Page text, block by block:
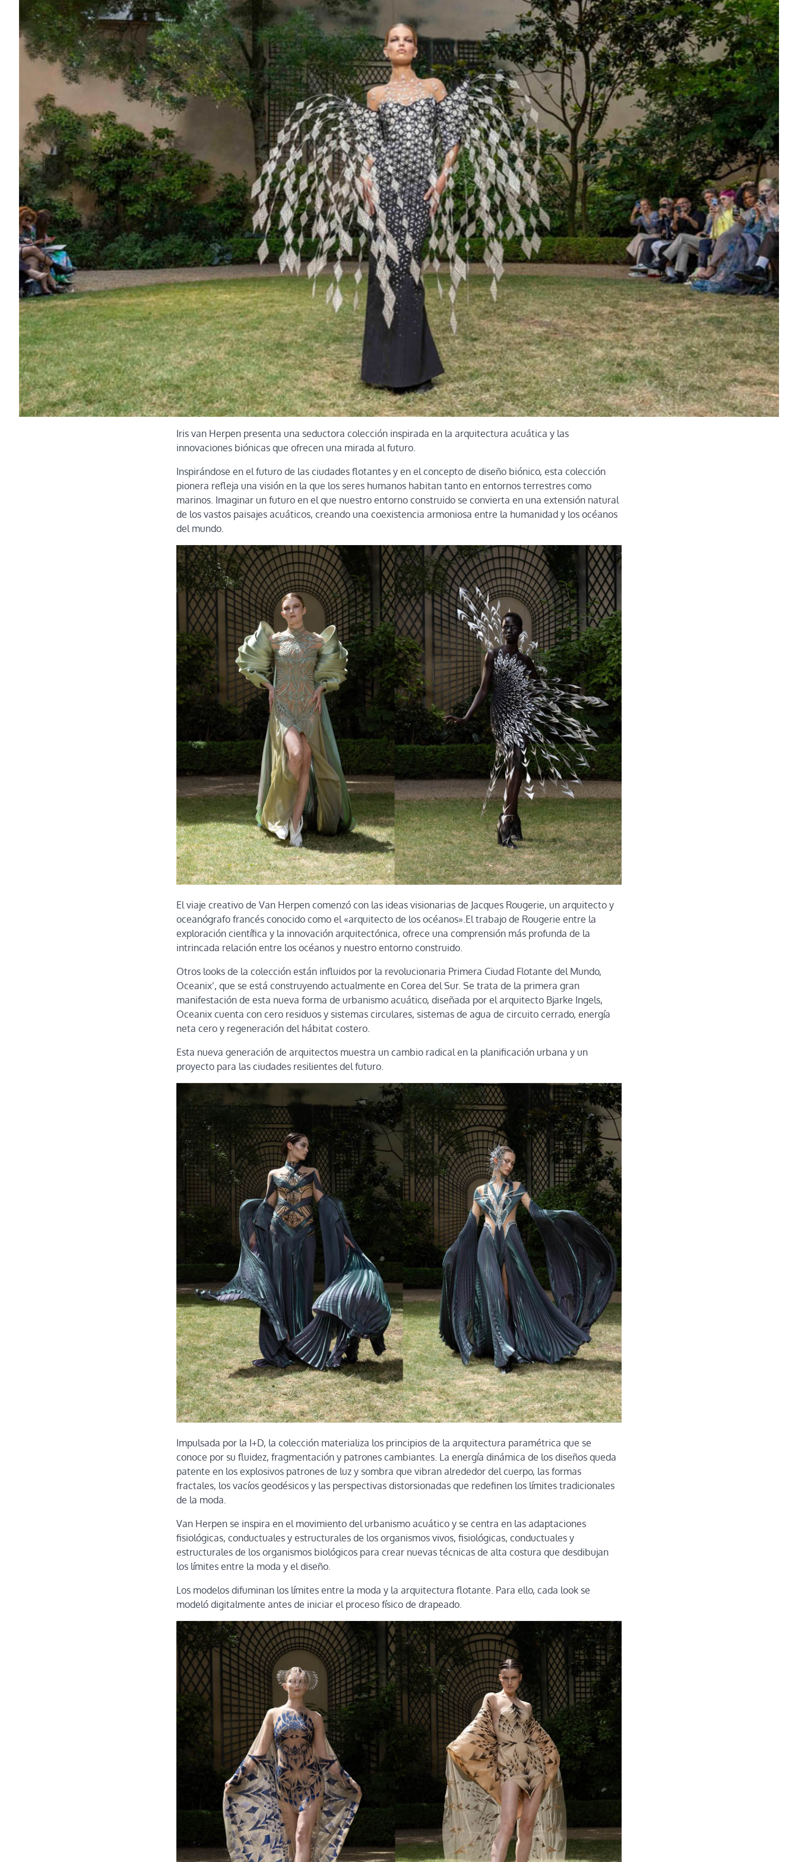
Iris van Herpen presenta una seductora colección inspirada en la arquitectura acuática y las
innovaciones biónicas que ofrecen una mirada al futuro.
Inspirándose en el futuro de las ciudades flotantes y en el concepto de diseño biónico, esta colección
pionera refleja una visión en la que los seres humanos habitan tanto en entornos terrestres como
marinos. Imaginar un futuro en el que nuestro entorno construido se convierta en una extensión natural
de los vastos paisajes acuáticos, creando una coexistencia armoniosa entre la humanidad y los océanos
del mundo.
El viaje creativo de Van Herpen comenzó con las ideas visionarias de Jacques Rougerie, un arquitecto y
oceanógrafo francés conocido como el «arquitecto de los océanos».El trabajo de Rougerie entre la
exploración científica y la innovación arquitectónica, ofrece una comprensión más profunda de la
intrincada relación entre los océanos y nuestro entorno construido.
Otros looks de la colección están influidos por la revolucionaria Primera Ciudad Flotante del Mundo,
Oceanix’, que se está construyendo actualmente en Corea del Sur. Se trata de la primera gran
manifestación de esta nueva forma de urbanismo acuático, diseñada por el arquitecto Bjarke Ingels,
Oceanix cuenta con cero residuos y sistemas circulares, sistemas de agua de circuito cerrado, energía
neta cero y regeneración del hábitat costero.
Esta nueva generación de arquitectos muestra un cambio radical en la planificación urbana y un
proyecto para las ciudades resilientes del futuro.
Impulsada por la I+D, la colección materializa los principios de la arquitectura paramétrica que se
conoce por su fluidez, fragmentación y patrones cambiantes. La energía dinámica de los diseños queda
patente en los explosivos patrones de luz y sombra que vibran alrededor del cuerpo, las formas
fractales, los vacíos geodésicos y las perspectivas distorsionadas que redefinen los límites tradicionales
de la moda.
Van Herpen se inspira en el movimiento del urbanismo acuático y se centra en las adaptaciones
fisiológicas, conductuales y estructurales de los organismos vivos, fisiológicas, conductuales y
estructurales de los organismos biológicos para crear nuevas técnicas de alta costura que desdibujan
los límites entre la moda y el diseño.
Los modelos difuminan los límites entre la moda y la arquitectura flotante. Para ello, cada look se
modeló digitalmente antes de iniciar el proceso físico de drapeado.